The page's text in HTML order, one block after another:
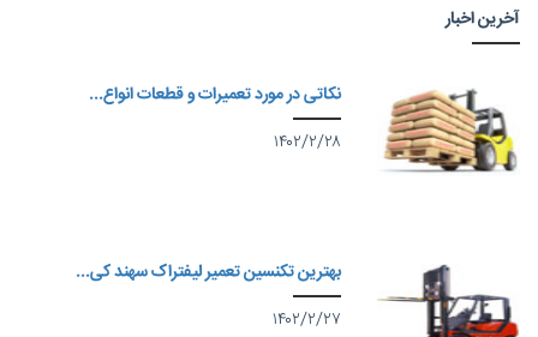
آخرین اخبار
نکاتی در مورد تعمیرات و قطعات انواع...
۱۴۰۲/۲/۲۸
بهترین تکنسین تعمیر لیفتراک سهند کی...
۱۴۰۲/۲/۲۷